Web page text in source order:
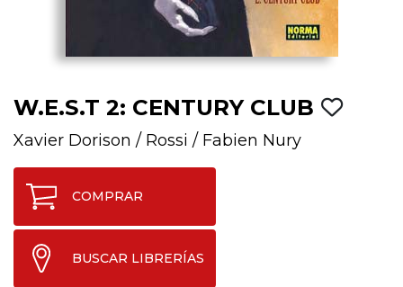
W.E.S.T 2: CENTURY CLUB
Xavier Dorison / Rossi / Fabien Nury
COMPRAR
BUSCAR LIBRERÍAS